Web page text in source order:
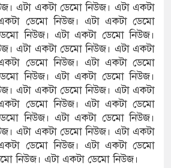
এটা একটা ডেমো নিউজ। এটা একটা
ডেমো নিউজ। এটা একটা ডেমো
নিউজ। এটা একটা ডেমো নিউজ।
এটা একটা ডেমো নিউজ। এটা একটা
ডেমো নিউজ। এটা একটা ডেমো
নিউজ। এটা একটা ডেমো নিউজ।
এটা একটা ডেমো নিউজ। এটা একটা
ডেমো নিউজ। এটা একটা ডেমো
নিউজ। এটা একটা ডেমো নিউজ।
এটা একটা ডেমো নিউজ। এটা একটা
ডেমো নিউজ। এটা একটা ডেমো
নিউজ। এটা একটা ডেমো নিউজ।